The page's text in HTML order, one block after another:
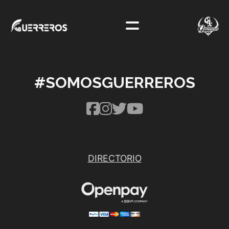
#SOMOSGUERREROS
DIRECTORIO